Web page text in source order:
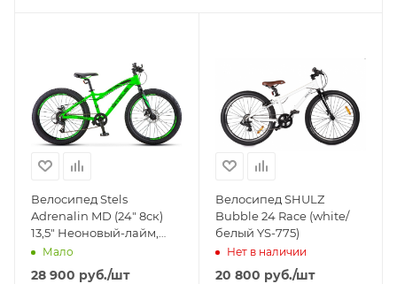
Велосипед Stels
Adrenalin MD (24" 8ск)
13,5" Неоновый-лайм,
V010 (м)
Мало
28 900 руб./шт
Велосипед SHULZ
Bubble 24 Race (white/
белый YS-775)
Нет в наличии
20 800 руб./шт